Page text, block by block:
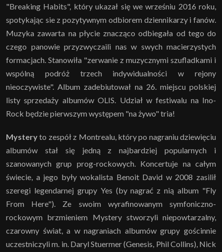
"Breaking Habits", który ukazał się we wrześniu 2016 roku,
spotykając sie z pozytywnym odbiorem dziennikarzy i fanów.
Muzyka zawarta na płycie znacząco odbiegała od tego do
czego panowie przyzwyczaili nas w swych macierzystych
formacjach. Stanowiła "zerwanie z muzycznymi szufladkami i
wspólną podróż trzech indywidualności w rejony
nieoczywiste". Album zadebiutował na 26. miejscu polskiej
listy sprzedaży albumów OLIS. Udział w festiwalu na Ino-
Rock będzie pierwszym występem "na żywo" tria!
Mysteryto zespół z Montrealu, który po nagraniu dziewięciu
albumów stał się jedną z najbardziej popularnych i
szanowanych grup prog-rockowych. Koncertuje na całym
świecie, a jego były wokalista Benoit David w 2008 zasilił
szeregi legendarnej grupy Yes (by nagrać z nią album "Fly
From Here"). Ze swoim wyrafinowanym symfoniczno-
rockowym brzmieniem Mystery stworzyli niepowtarzalny,
czarowny świat, a w nagraniach albumów grupy gościnnie
uczestniczyli m. in. Daryl Stuermer (Genesis, Phil Collins), Nick